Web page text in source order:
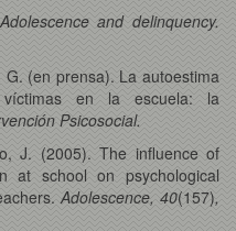
Adolescence and delinquency.
(en prensa). La autoestima
en la escuela: la
Psicosocial.
J. (2005). The influence of
at school on psychological
Adolescence, 40(157),